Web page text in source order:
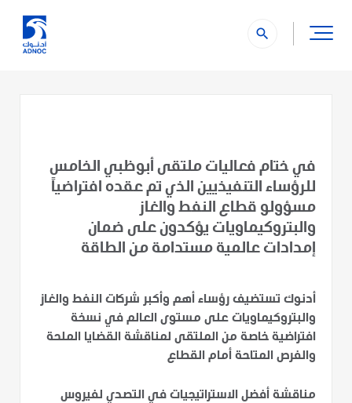
search
في ختام فعاليات ملتقى أبوظبي الخامس
للرؤساء التنفيذيين الذي تم عقده افتراضياً
مسؤولو قطاع النفط والغاز
والبتروكيماويات يؤكدون على ضمان
إمدادات عالمية مستدامة من الطاقة
أدنوك تستضيف رؤساء أهم وأكبر شركات النفط والغاز
والبتروكيماويات على مستوى العالم في نسخة
افتراضية خاصة من الملتقى لمناقشة القضايا الملحة
والفرص المتاحة أمام القطاع
مناقشة أفضل الاستراتيجيات في التصدي لفيروس